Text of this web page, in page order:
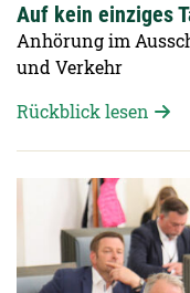
Auf kein einziges
Anhörung im
und Verkehr
Rückblick lesen
Detailansicht öffnen: